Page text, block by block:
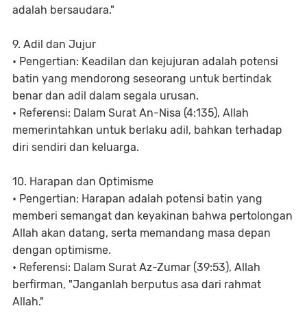
adalah bersaudara."
9. Adil dan Jujur
• Pengertian: Keadilan dan kejujuran adalah potensi
batin yang mendorong seseorang untuk bertindak
benar dan adil dalam segala urusan.
• Referensi: Dalam Surat An-Nisa (4:135), Allah
memerintahkan untuk berlaku adil, bahkan terhadap
diri sendiri dan keluarga.
10. Harapan dan Optimisme
• Pengertian: Harapan adalah potensi batin yang
memberi semangat dan keyakinan bahwa pertolongan
Allah akan datang, serta memandang masa depan
dengan optimisme.
• Referensi: Dalam Surat Az-Zumar (39:53), Allah
berfirman, "Janganlah berputus asa dari rahmat
Allah."